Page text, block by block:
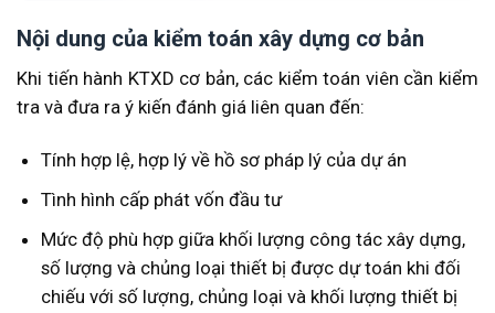
Nội dung của kiểm toán xây dựng cơ bản
Khi tiến hành KTXD cơ bản, các kiểm toán viên cần kiểm
tra và đưa ra ý kiến đánh giá liên quan đến:
Tính hợp lệ, hợp lý về hồ sơ pháp lý của dự án
Tình hình cấp phát vốn đầu tư
Mức độ phù hợp giữa khối lượng công tác xây dựng,
số lượng và chủng loại thiết bị được dự toán khi đối
chiếu với số lượng, chủng loại và khối lượng thiết bị